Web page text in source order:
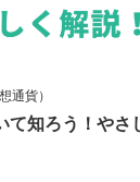
通貨）
て知ろう！やさ